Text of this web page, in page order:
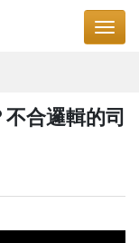
不合邏輯的司